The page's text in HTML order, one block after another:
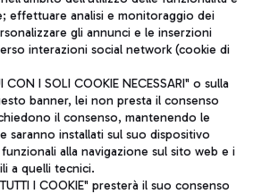
ITA
- Società soggetta a direzione e
S.p.A.
effettuare analisi e monitoraggio dei
gli annunci e le inserzioni
interazioni social network (cookie di
I SOLI COOKIE NECESSARI" o sulla
banner, lei non presta il consenso
il consenso, mantenendo le
saranno installati sul suo dispositivo
alla navigazione sul sito web e i
a quelli tecnici.
I COOKIE" presterà il suo consenso